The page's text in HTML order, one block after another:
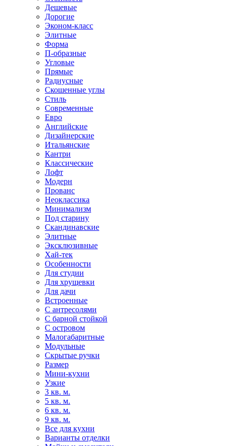
Дешевые
Дорогие
Эконом-класс
Элитные
Форма
П-образные
Угловые
Прямые
Радиусные
Скошенные углы
Стиль
Современные
Евро
Английские
Дизайнерские
Итальянские
Кантри
Классические
Лофт
Модерн
Прованс
Неоклассика
Минимализм
Под старину
Скандинавские
Элитные
Эксклюзивные
Хай-тек
Особенности
Для студии
Для хрущевки
Для дачи
Встроенные
С антресолями
С барной стойкой
С островом
Малогабаритные
Модульные
Скрытые ручки
Размер
Мини-кухни
Узкие
3 кв. м.
5 кв. м.
6 кв. м.
9 кв. м.
Все для кухни
Варианты отделки